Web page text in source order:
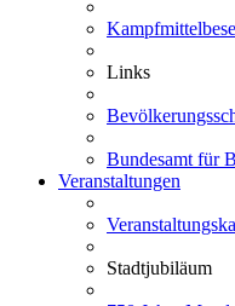
Links
Bundesamt für
Veranstaltungen
Stadtjubiläum